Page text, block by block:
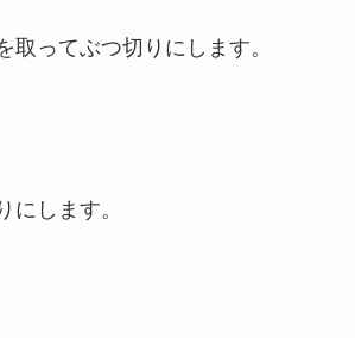
ってぶつ切りにします。
します。